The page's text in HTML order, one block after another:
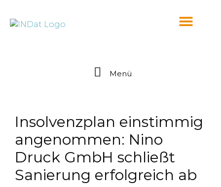
Menü
Insolvenzplan einstimmig
angenommen: Nino
Druck GmbH schließt
Sanierung erfolgreich ab